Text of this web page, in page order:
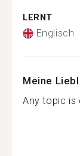
LERNT
Englisch
Meine
Any topic is